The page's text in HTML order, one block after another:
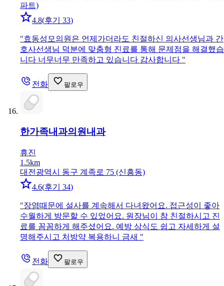
파트)
4.8(후기 33)
"효동성모의원은 언제가더라도 친절하신 의사선생님과 간
호사선생님 덕분에 맞춤형 진료를 통해 문제점을 해결했습
니다 너무너무 만족하고 있습니다 감사합니다 "
전화 팔로우
한가족내과의원 내과
휴진
1.5km
대전광역시 동구 계족로 75 (신흥동)
4.6(후기 34)
"장염때문에 설사를 계속해서 다녀왔어요. 접근성이 좋아
수월하게 방문할 수 있었어요. 원장님이 참 친절하시고 진
료를 꼼꼼하게 해주셨어요. 예방 상식도 쉽고 자세하게 설
명해주시고 처방약 복용하니 금새 "
전화 팔로우